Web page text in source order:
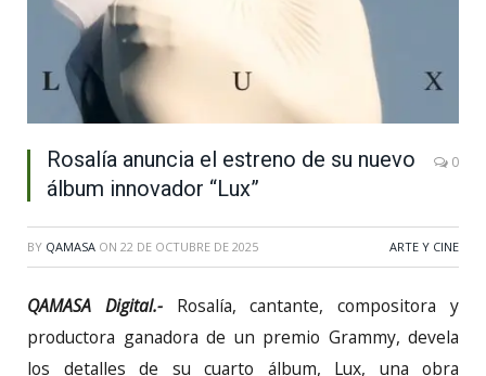
Rosalía anuncia el estreno de su nuevo
álbum innovador “Lux”
0
BY QAMASA ON 22 DE OCTUBRE DE 2025 ARTE Y CINE
QAMASA Digital.-Rosalía, cantante, compositora y
productora ganadora de un premio Grammy, devela
los detalles de su cuarto álbum, Lux, una obra